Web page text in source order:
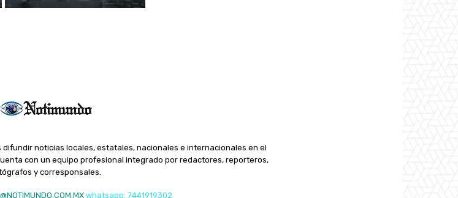
noticias locales, estatales, nacionales e internacionales en el
con un equipo profesional integrado por redactores, reporteros,
y corresponsales.
whatsapp: 7441919302